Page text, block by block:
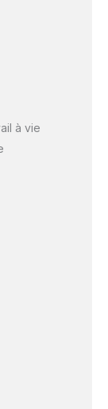
à vie